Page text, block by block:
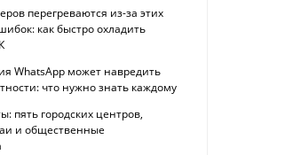
перегреваются из-за этих
как быстро охладить
WhatsApp может навредить
что нужно знать каждому
пять городских центров,
и общественные